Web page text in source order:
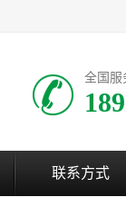
全国服
联系方式